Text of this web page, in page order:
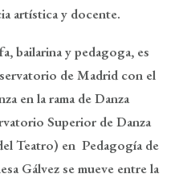
artística y docente.
bailarina y pedagoga, es
de Madrid con el
en la rama de Danza
Superior de Danza
Teatro) en Pedagogía de
Gálvez se mueve entre la